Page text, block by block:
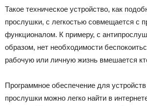
Такое техническое устройство, как
прослушки, с легкостью совмещается с
функционалом. К примеру, с
образом, нет необходимости
рабочую или личную жизнь вмешается
Программное обеспечение для
прослушки можно легко найти в